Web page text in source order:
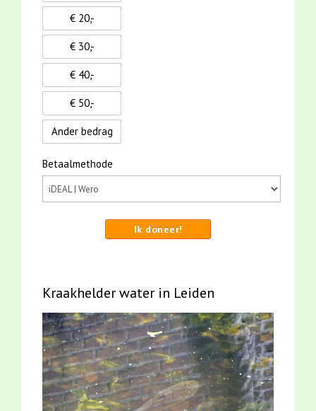
€ 20,-
€ 30,-
€ 40,-
€ 50,-
Ander bedrag
Betaalmethode
Ik doneer!
Kraakhelder water in Leiden